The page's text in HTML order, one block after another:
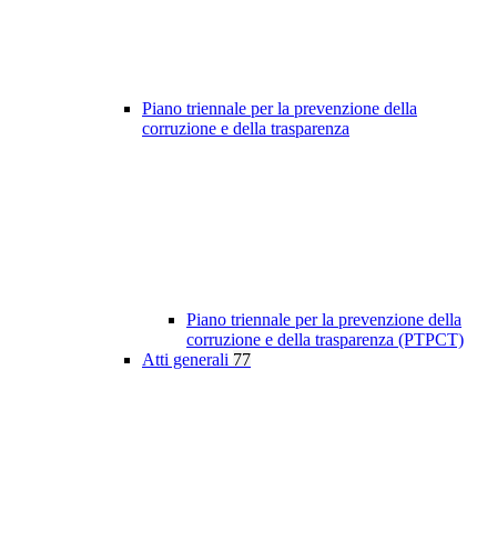
Piano triennale per la prevenzione della
corruzione e della trasparenza
Piano triennale per la prevenzione della
corruzione e della trasparenza (PTPCT)
Atti generali 77